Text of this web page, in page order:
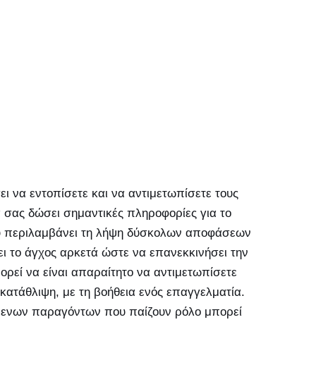
εντοπίσετε και να αντιμετωπίσετε τους
δώσει σημαντικές πληροφορίες για το
περιλαμβάνει τη λήψη δύσκολων αποφάσεων
άγχος αρκετά ώστε να επανεκκινήσει την
να είναι απαραίτητο να αντιμετωπίσετε
με τη βοήθεια ενός επαγγελματία.
παραγόντων που παίζουν ρόλο μπορεί